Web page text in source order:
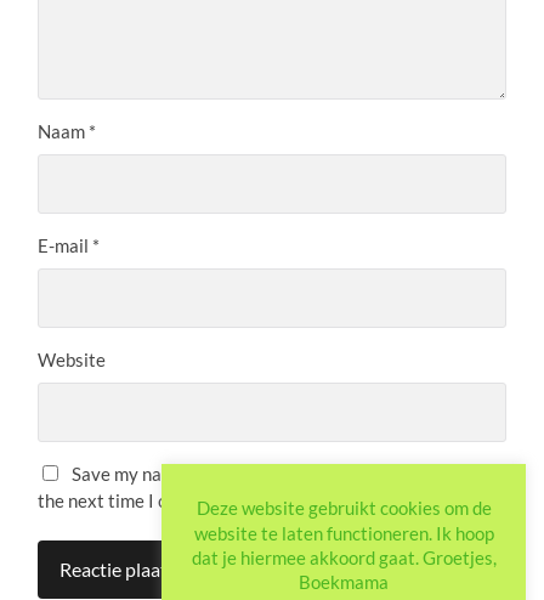
Naam *
E-mail *
Website
Save my name, email, and website in this browser for
the next time I comment.Deze website gebruikt cookies om de
website te laten functioneren. Ik hoop
dat je hiermee akkoord gaat. Groetjes,
Boekmama